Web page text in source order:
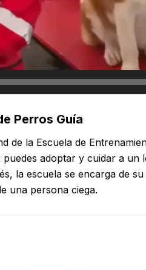
Perros Guía
de la Escuela de
adoptar y cuidar a un
la escuela se encarga de
una persona ciega.